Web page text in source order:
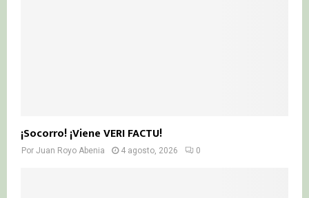
¡Socorro! ¡Viene VERI FACTU!
Por Juan Royo Abenia 4 agosto, 2026 0